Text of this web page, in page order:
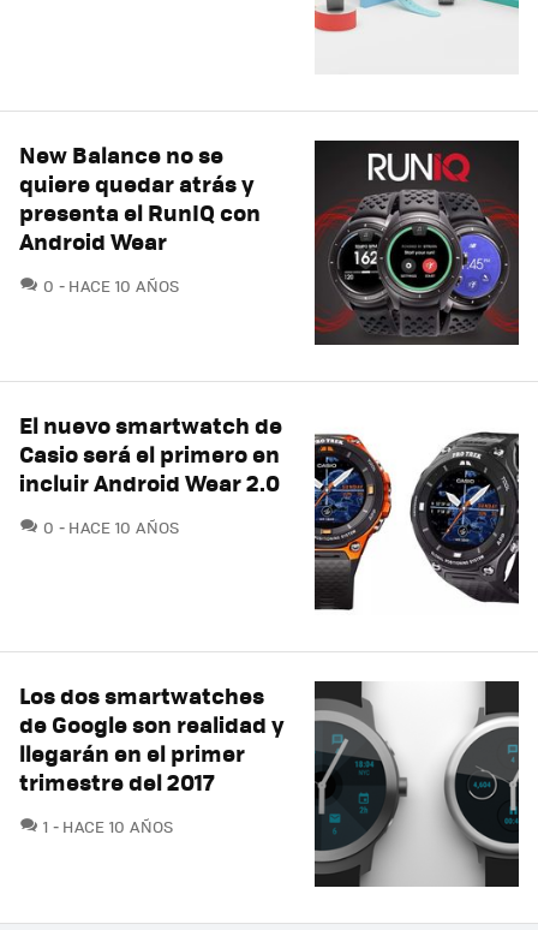
New Balance no se
quiere quedar atrás y
presenta el RunIQ con
Android Wear
0 COMENTARIOS
HACE 10 AÑOS
El nuevo smartwatch de
Casio será el primero en
incluir Android Wear 2.0
0 COMENTARIOS
HACE 10 AÑOS
Los dos smartwatches
de Google son realidad y
llegarán en el primer
trimestre del 2017
1 COMENTARIOS
HACE 10 AÑOS